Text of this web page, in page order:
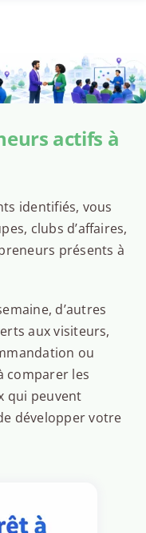
actifs à
identifiés, vous
clubs d’affaires,
présents à
d’autres
aux visiteurs,
ou
comparer les
qui peuvent
développer votre